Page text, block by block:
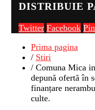
DISTRIBUIE
Twitter Facebook
Prima pagina
/ Stiri
/ Comuna Mica
depună ofertă în
finanțare
culte.